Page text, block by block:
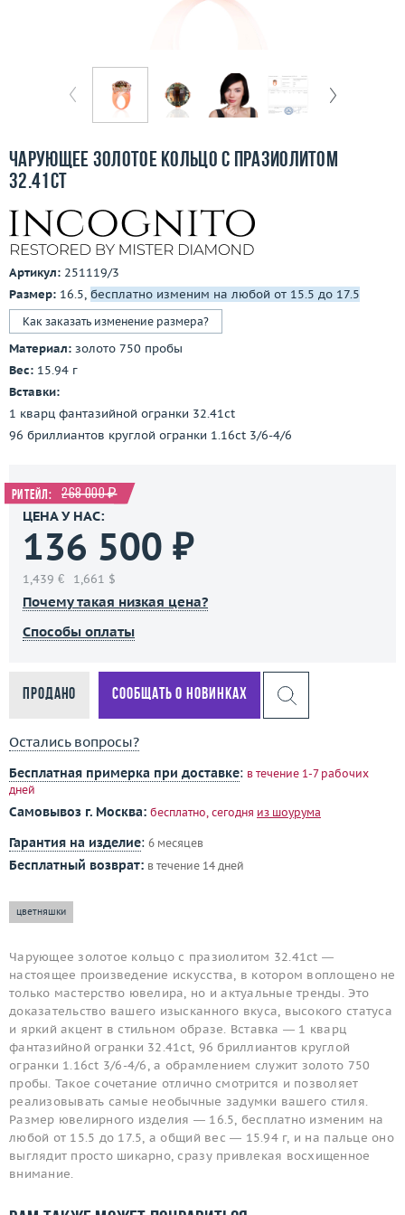
О компании
Контакты
3D-тур по шоуруму
Чарующее золотое кольцо с празиолитом
32.41ct
Артикул: 251119/3
Размер: 16.5, бесплатно изменим на любой от 15.5 до 17.5
Как заказать изменение размера?
Материал: золото 750 пробы
Вес: 15.94 г
Вставки:
1 кварц фантазийной огранки 32.41ct
96 бриллиантов круглой огранки 1.16ct 3/6-4/6
Ритейл: 268 000 ₽
ЦЕНА У НАС:
136 500 ₽
1,439 € 1,661 $
Почему такая низкая цена?
Способы оплаты
Продано Сообщать о новинках
Остались вопросы?
Бесплатная примерка при доставке: в течение 1-7 рабочих
дней
Самовывоз г. Москва: бесплатно, сегодня из шоурума
Гарантия на изделие: 6 месяцев
Бесплатный возврат: в течение 14 дней
цветняшки
Чарующее золотое кольцо с празиолитом 32.41ct —
настоящее произведение искусства, в котором воплощено не
только мастерство ювелира, но и актуальные тренды. Это
доказательство вашего изысканного вкуса, высокого статуса
и яркий акцент в стильном образе. Вставка — 1 кварц
фантазийной огранки 32.41ct, 96 бриллиантов круглой
огранки 1.16ct 3/6-4/6, а обрамлением служит золото 750
пробы. Такое сочетание отлично смотрится и позволяет
реализовывать самые необычные задумки вашего стиля.
Размер ювелирного изделия — 16.5, бесплатно изменим на
любой от 15.5 до 17.5, а общий вес — 15.94 г, и на пальце оно
выглядит просто шикарно, сразу привлекая восхищенное
внимание.